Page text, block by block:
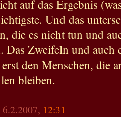
auf das Ergebnis
Und das
die es nicht tun und
Das Zweifeln und
den Menschen, die
bleiben.
6.2.2007, 12:31